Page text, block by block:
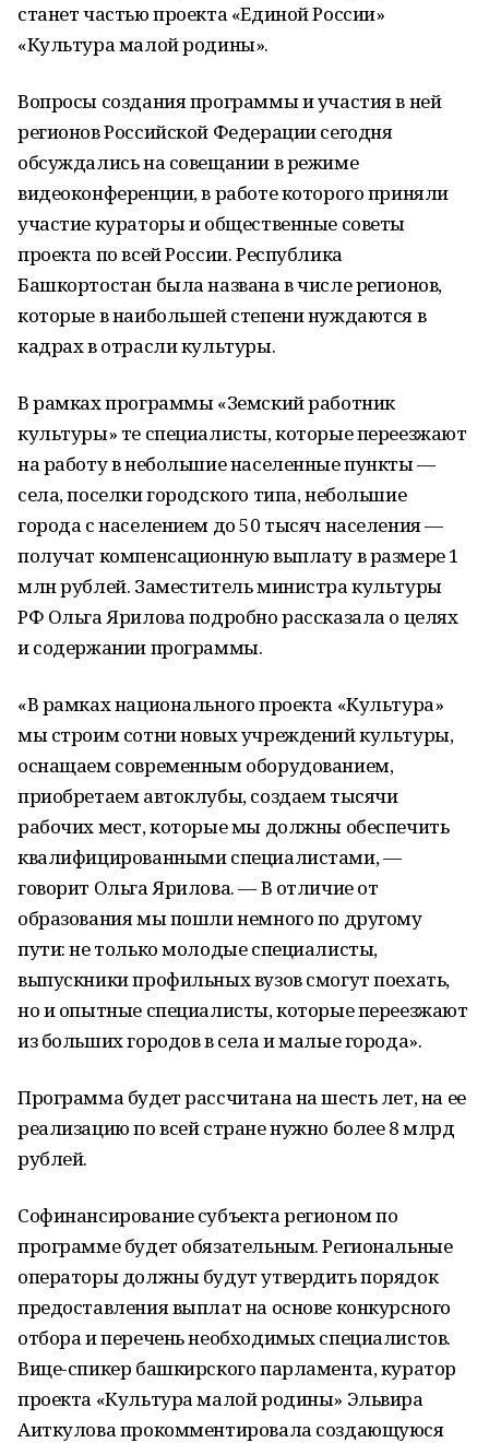
станет частью проекта «Единой России»
«Культура малой родины».
Вопросы создания программы и участия в ней
регионов Российской Федерации сегодня
обсуждались на совещании в режиме
видеоконференции, в работе которого приняли
участие кураторы и общественные советы
проекта по всей России. Республика
Башкортостан была названа в числе регионов,
которые в наибольшей степени нуждаются в
кадрах в отрасли культуры.
В рамках программы «Земский работник
культуры» те специалисты, которые переезжают
на работу в небольшие населенные пункты —
села, поселки городского типа, небольшие
города с населением до 50 тысяч населения —
получат компенсационную выплату в размере 1
млн рублей. Заместитель министра культуры
РФ Ольга Ярилова подробно рассказала о целях
и содержании программы.
«В рамках национального проекта «Культура»
мы строим сотни новых учреждений культуры,
оснащаем современным оборудованием,
приобретаем автоклубы, создаем тысячи
рабочих мест, которые мы должны обеспечить
квалифицированными специалистами, —
говорит Ольга Ярилова. — В отличие от
образования мы пошли немного по другому
пути: не только молодые специалисты,
выпускники профильных вузов смогут поехать,
но и опытные специалисты, которые переезжают
из больших городов в села и малые города».
Программа будет рассчитана на шесть лет, на ее
реализацию по всей стране нужно более 8 млрд
рублей.
Софинансирование субъекта регионом по
программе будет обязательным. Региональные
операторы должны будут утвердить порядок
предоставления выплат на основе конкурсного
отбора и перечень необходимых специалистов.
Вице-спикер башкирского парламента, куратор
проекта «Культура малой родины» Эльвира
Аиткулова прокомментировала создающуюся